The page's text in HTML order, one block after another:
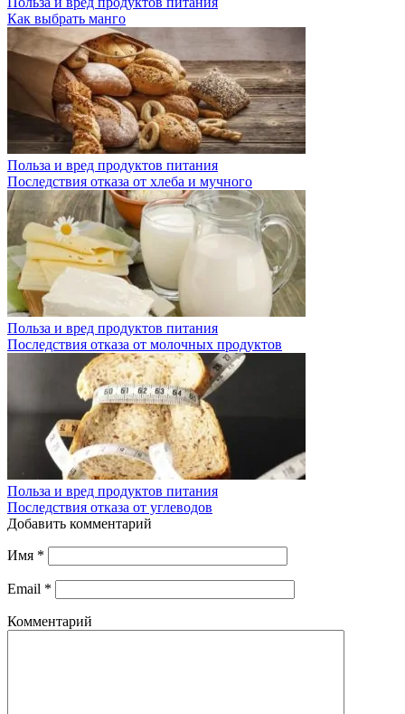
Как выбрать манго
Польза и вред продуктов питания
Последствия отказа от хлеба и мучного
Польза и вред продуктов питания
Последствия отказа от молочных продуктов
Польза и вред продуктов питания
Последствия отказа от углеводов
Добавить комментарий
Имя *
Email *
Комментарий